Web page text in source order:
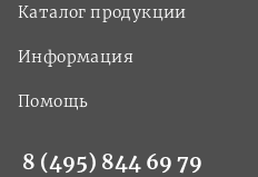
Каталог продукции
Информация
Помощь
8 (495) 844 69 79